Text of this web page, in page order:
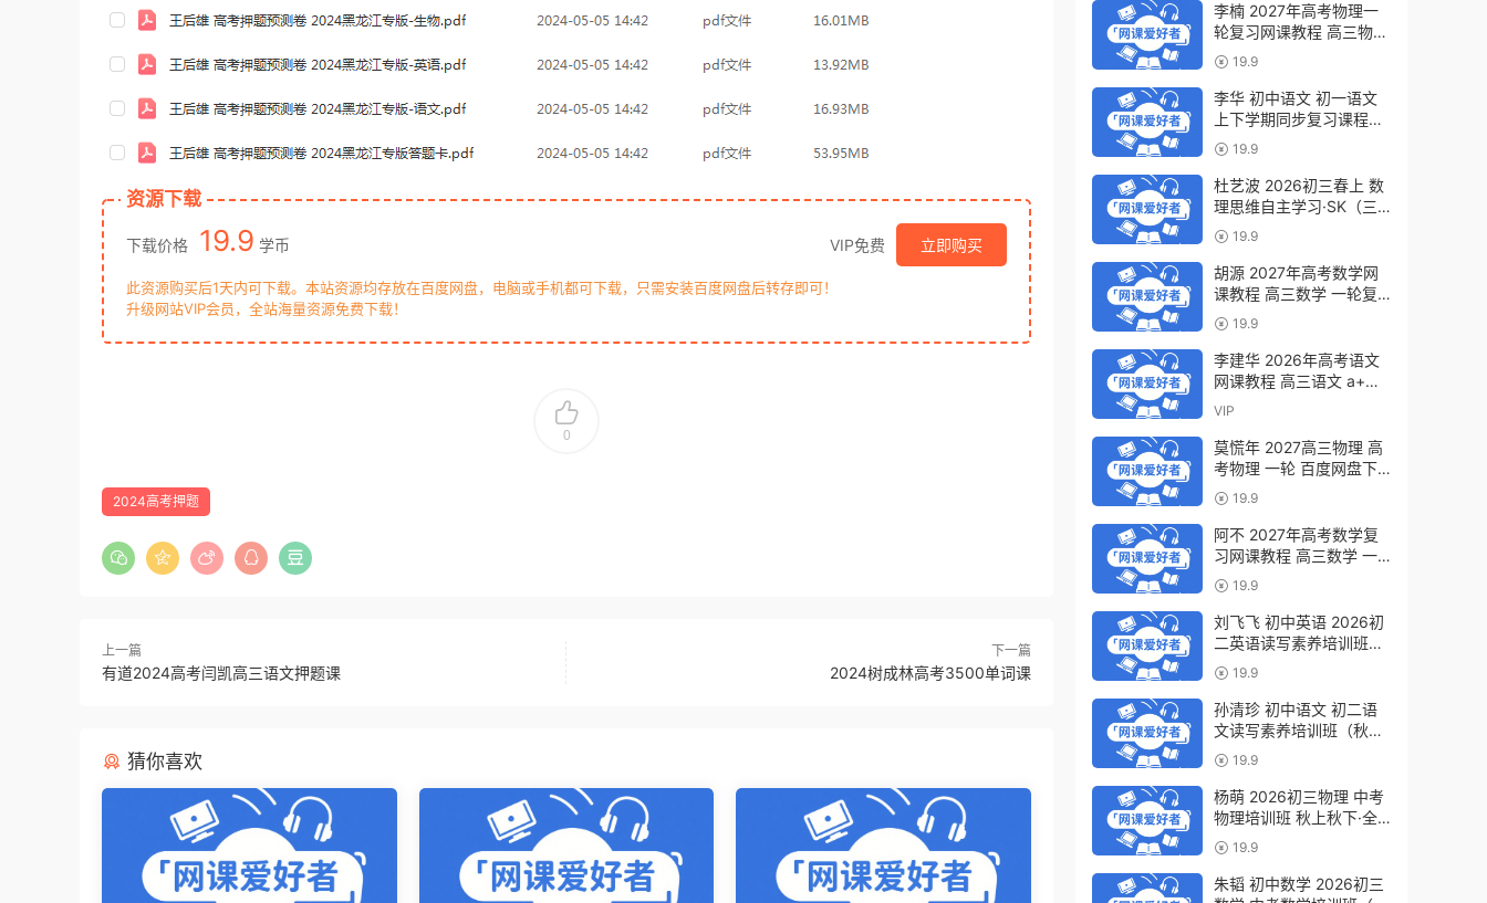
资源下载
下载价格 19.9 学币 VIP免费 立即购买
此资源购买后1天内可下载。本站资源均存放在百度网盘，电脑或手机都可下载，只需安装百度网盘后转存即可！
升级网站VIP会员，全站海量资源免费下载！
0
2024高考押题
上一篇
有道2024高考闫凯高三语文押题课
下一篇
2024树成林高考3500单词课
猜你喜欢
李楠 2027年高考物理一
轮复习网课教程 高三物理
上学期暑假班视频教程 百
度网盘下载
19.9
李华 初中语文 初一语文
上下学期同步复习课程
（34讲带讲义、练习）百
度网盘下载
19.9
杜艺波 2026初三春上 数
理思维自主学习·SK（三
期）百度网盘下载
19.9
胡源 2027年高考数学网
课教程 高三数学 一轮复
习暑假班视频教程 百度网
盘下载
19.9
李建华 2026年高考语文
网课教程 高三语文 a+二
三轮复习视频教程 百度网
VIP
莫慌年 2027高三物理 高
考物理 一轮 百度网盘下
载 19.9
阿不 2027年高考数学复
习网课教程 高三数学 一
轮复习视频教程 百度网盘
下载
19.9
刘飞飞 初中英语 2026初
二英语读写素养培训班
（秋上秋下·全国版·S）百
度网盘下载
19.9
孙清珍 初中语文 初二语
文读写素养培训班（秋上
秋下·全国版·A+）百度网
盘下载
19.9
杨萌 2026初三物理 中考
物理培训班 秋上秋下·全
国版·S 百度网盘下载
19.9
朱韬 初中数学 2026初三